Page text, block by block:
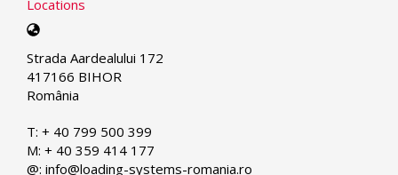
Locations
Select
language
Strada Aardealului 172
417166 BIHOR
România
T: + 40 799 500 399
M: + 40 359 414 177
@: info@loading-systems-romania.ro